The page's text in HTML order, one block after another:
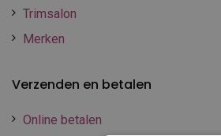
Trimsalon
Merken
Verzenden en betalen
Online betalen